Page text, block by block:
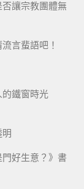
否讓宗教團體無
言蜚語吧！
鐵窗時光
門好生意？》書